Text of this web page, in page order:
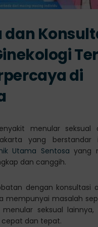
dan
di
menular seksual
yang berstandar
Utama Sentosa yang
dan canggih.
dengan konsultasi
mempunyai masalah
seksual lainnya,
dan tepat.